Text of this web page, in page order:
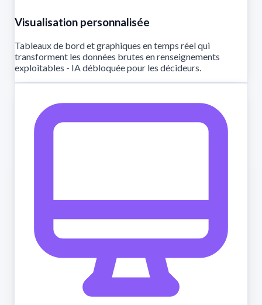
Visualisation personnalisée
Tableaux de bord et graphiques en temps réel qui
transforment les données brutes en renseignements
exploitables - IA débloquée pour les décideurs.